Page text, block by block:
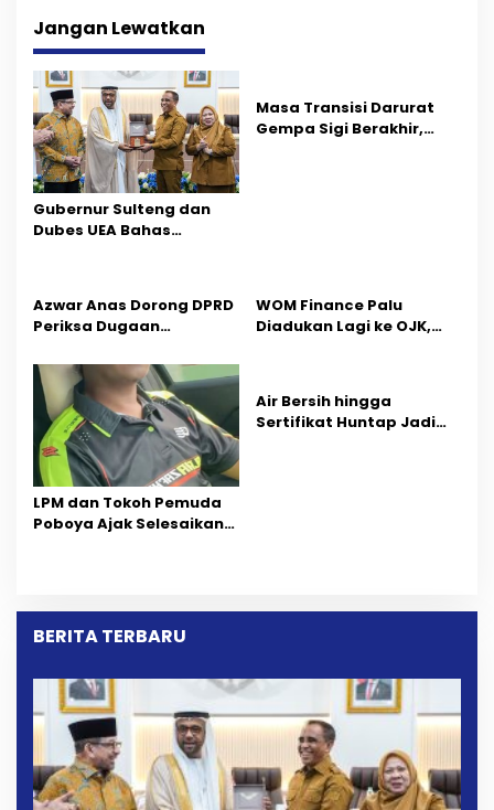
g
a
s
i
p
o
s
Jangan Lewatkan
Gubernur Sulteng dan
Dubes UEA Bahas
Masa Transisi Darurat
Gempa Sigi Berakhir,
Azwar Anas Dorong DPRD
Periksa Dugaan
Wilayah Tambang PT
CPM
‎WOM Finance Palu
Diadukan Lagi ke OJK,
Dipersoalkan ‎
LPM dan Tokoh Pemuda
Poboya Ajak Selesaikan
Air Bersih hingga
Sertifikat Huntap Jadi
BERITA TERBARU